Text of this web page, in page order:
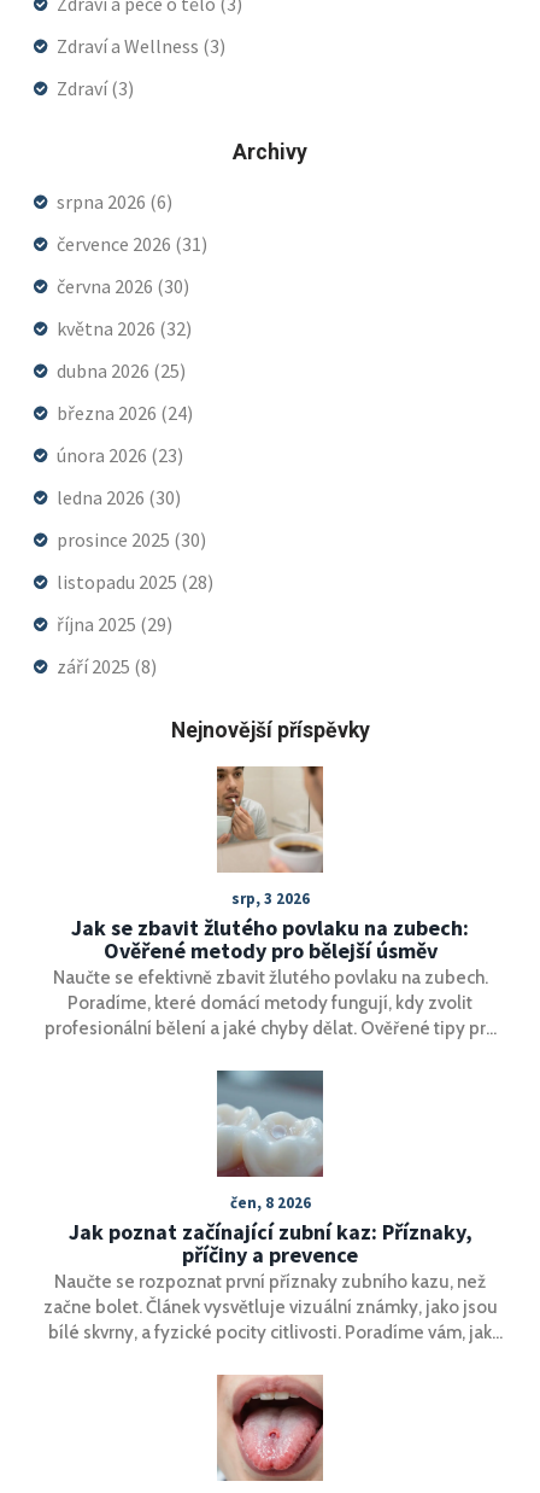
Zdraví a Wellness (3)
Zdraví(3)
Archivy
srpna 2026 (6)
července 2026 (31)
června 2026 (30)
května 2026 (32)
dubna 2026 (25)
března 2026 (24)
února 2026 (23)
ledna 2026 (30)
prosince 2025 (30)
listopadu 2025 (28)
října 2025 (29)
září 2025 (8)
Nejnovější příspěvky
srp, 3 2026
Jak se zbavit žlutého povlaku na zubech:
Ověřené metody pro bělejší úsměv
Naučte se efektivně zbavit žlutého povlaku na zubech.
Poradíme, které domácí metody fungují, kdy zvolit
profesionální bělení a jaké chyby dělat. Ověřené tipy pro
čen, 8 2026
Jak poznat začínající zubní kaz: Příznaky,
příčiny a prevence
Naučte se rozpoznat první příznaky zubního kazu, než
začne bolet. Článek vysvětluje vizuální známky, jako jsou
bílé skvrny, a fyzické pocity citlivosti. Poradíme vám, jak
návštěva zubaře.